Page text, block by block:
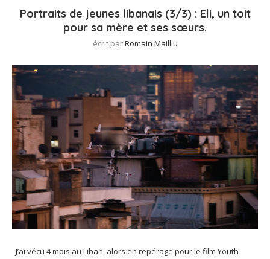
Portraits de jeunes libanais (3/3) : Eli, un toit
pour sa mère et ses sœurs.
écrit parRomain Mailliu
J’ai vécu 4 mois au Liban, alors en repérage pour le film Youth